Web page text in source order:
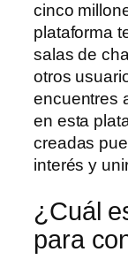
cinco
plataforma
salas de
otros
encuentres
en esta
creadas
interés y
¿Cuál
para